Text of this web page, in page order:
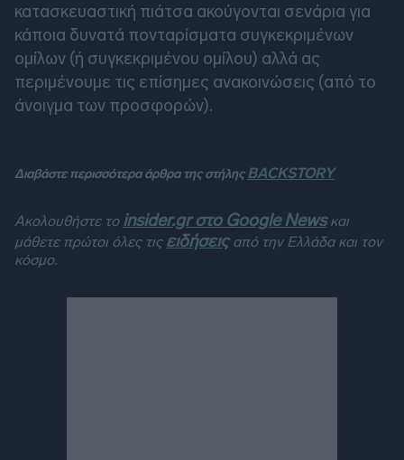
κατασκευαστική πιάτσα ακούγονται σενάρια για
κάποια δυνατά πονταρίσματα συγκεκριμένων
ομίλων (ή συγκεκριμένου ομίλου) αλλά ας
περιμένουμε τις επίσημες ανακοινώσεις (από το
άνοιγμα των προσφορών).
Διαβάστε περισσότερα άρθρα της στήληςBACKSTORY
Ακολουθήστε το insider.gr στο Google Newsκαι
μάθετε πρώτοι όλες τις ειδήσειςαπό την Ελλάδα και τον
κόσμο.